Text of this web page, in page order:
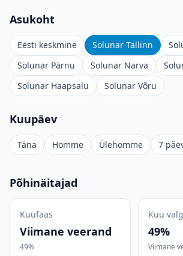
Asukoht
Eesti keskmine Solunar Tallinn
Solunar Pärnu
Solunar Narva
Solunar Haapsalu
Solunar Võru
Kuupäev
Täna Homme Ülehomme 7
Põhinäitajad
Kuufaas
Viimane veerand
49%
Kuu
49%
Viimane